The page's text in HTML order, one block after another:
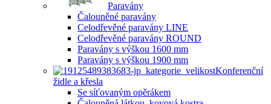
Paravány
Čalouněné paravány
Celodřevěné paravány LINE
Celodřevěné paravány ROUND
Paravány s výškou 1600 mm
Paravány s výškou 1900 mm
Konferenční
židle a křesla
Se síťovaným opěrákem